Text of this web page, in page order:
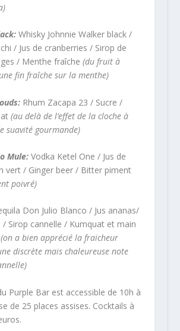
Whisky Johnnie Walker black /
/ Jus de cranberries / Sirop de
/ Menthe fraîche (du fruit à
fin fraîche sur la menthe)
Rhum Zacapa 23 / Sucre /
(au delà de l’effet de la cloche à
suavité gourmande)
Mule:Vodka Ketel One / Jus de
vert / Ginger beer / Bitter piment
poivré)
Don Julio Blanco / Jus ananas/
/ Sirop cannelle / Kumquat et main
(on a bien apprécié la fraicheur
discrète mais chaleureuse note
Purple Bar est accessible de 10h à
de 25 places assises. Cocktails à